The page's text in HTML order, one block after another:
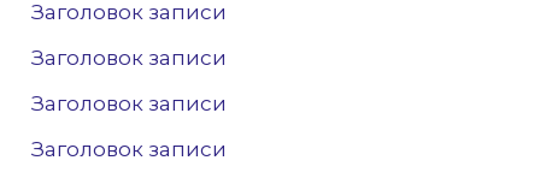
Заголовок записи
Заголовок записи
Заголовок записи
Заголовок записи